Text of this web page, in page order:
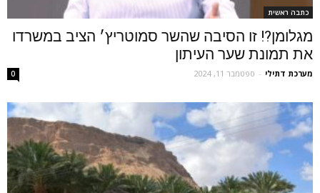
כתבה ראשית
מגלומן?! זו הסיבה שהשר סמוטריץ׳ הציב במשרדו
את תמונת שער העיתון
מערכת דתילי - ספטמבר 11, 2024 0